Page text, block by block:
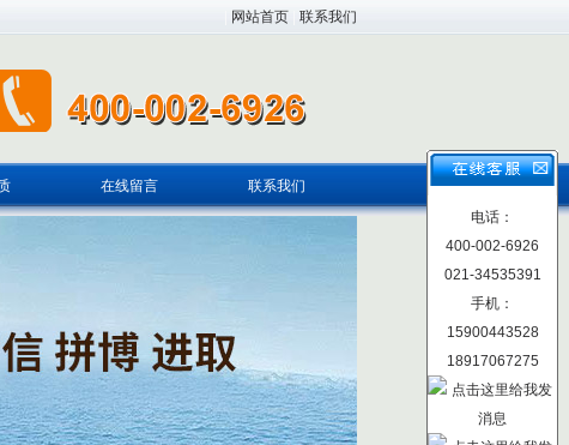
网站首页 联系我们
在线留言 联系我们
电话：
400-002-6926
021-34535391
手机：
15900443528
18917067275